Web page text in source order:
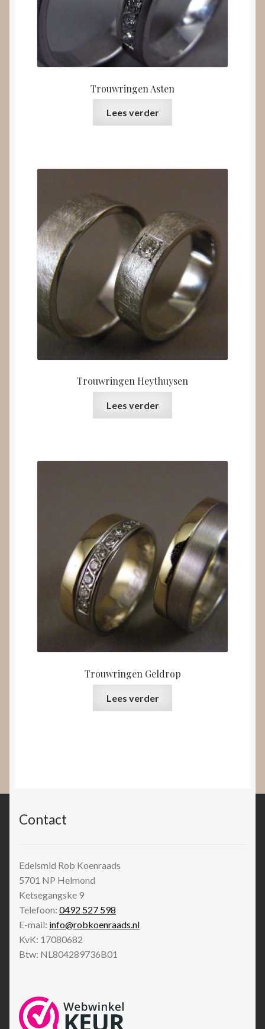
Trouwringen Asten
Lees verder
Trouwringen Heythuysen
Lees verder
Trouwringen Geldrop
Lees verder
Contact
Edelsmid Rob Koenraads
5701 NP Helmond
Ketsegangske 9
Telefoon: 0492 527 598
E-mail: info@robkoenraads.nl
KvK: 17080682
Btw: NL804289736B01